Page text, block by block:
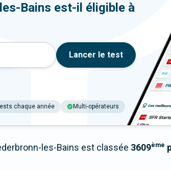
Bains est-il éligible à
Lancer le test
chaque année Multi-opérateurs
les-Bains est classée 3609ème